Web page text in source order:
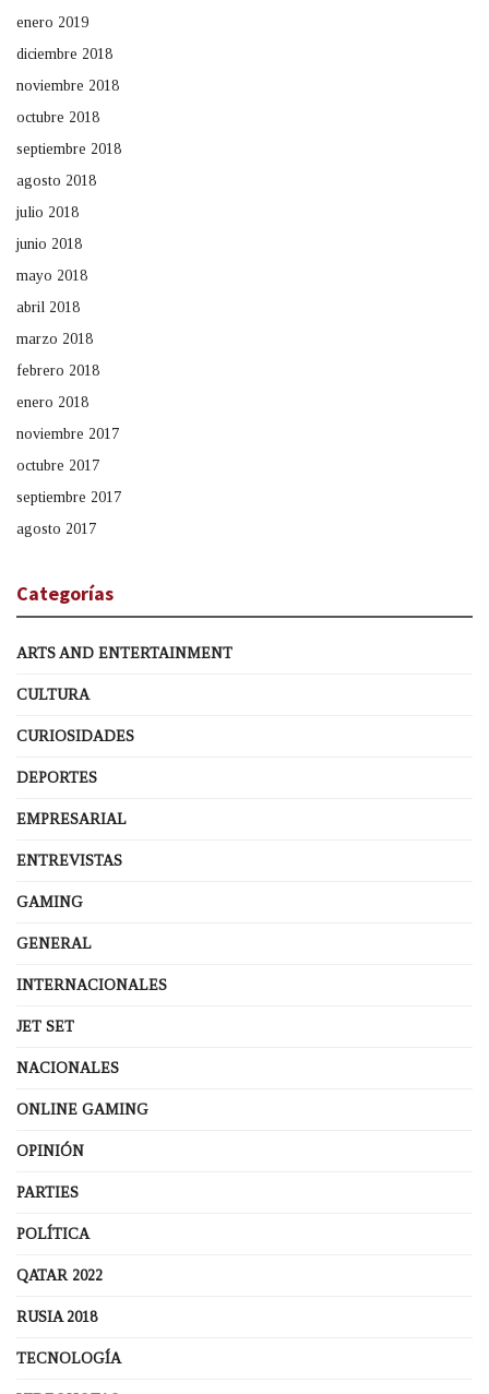
enero 2019
diciembre 2018
noviembre 2018
octubre 2018
septiembre 2018
agosto 2018
julio 2018
junio 2018
mayo 2018
abril 2018
marzo 2018
febrero 2018
enero 2018
noviembre 2017
octubre 2017
septiembre 2017
agosto 2017
Categorías
ARTS AND ENTERTAINMENT
CULTURA
CURIOSIDADES
DEPORTES
EMPRESARIAL
ENTREVISTAS
GAMING
GENERAL
INTERNACIONALES
JET SET
NACIONALES
ONLINE GAMING
OPINIÓN
PARTIES
POLÍTICA
QATAR 2022
RUSIA 2018
TECNOLOGÍA